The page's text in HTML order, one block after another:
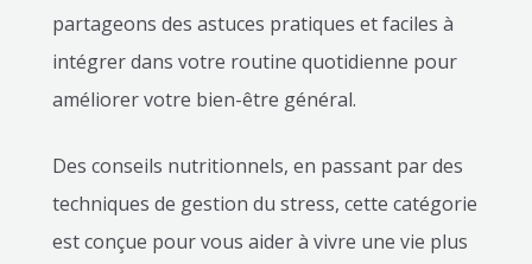
partageons des astuces pratiques et faciles à
intégrer dans votre routine quotidienne pour
améliorer votre bien-être général.
Des conseils nutritionnels, en passant par des
techniques de gestion du stress, cette catégorie
est conçue pour vous aider à vivre une vie plus